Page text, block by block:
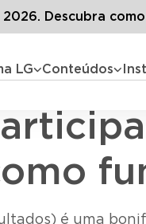
LG Conteúdos
Descubra
PLR:
é uma